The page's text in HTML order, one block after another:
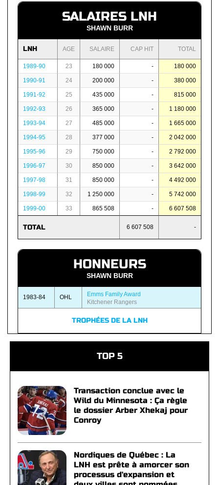
SALAIRES LNH
SHAWN BURR
LNH AGE SALAIRE CAP HIT TOTAL
1989-90 23 180 000 - 180 000
1990-91 24 200 000 - 380 000
1991-92 25 435 000 - 815 000
1992-93 26 365 000 - 1 180 000
1993-94 27 485 000 - 1 665 000
1994-95 28 377 000 - 2 042 000
1995-96 29 750 000 - 2 792 000
1996-97 30 850 000 - 3 642 000
1997-98 31 850 000 - 4 492 000
1998-99 32 1 250 000 - 5 742 000
1999-00 33 865 508 - 6 607 508
TOTAL 6 607 508 -
HONNEURS
SHAWN BURR
1983-84 OHL
Emms Family Award
Kitchener Rangers
TROPHÉES DE LA LNH
TOP 5
Transaction conclue avec le
Wild du Minnesota : Ça règle
le dossier Arber Xhekaj pour
Conroy
Nordiques de Québec : La
LNH est prête à amorcer son
processus d'expansion et